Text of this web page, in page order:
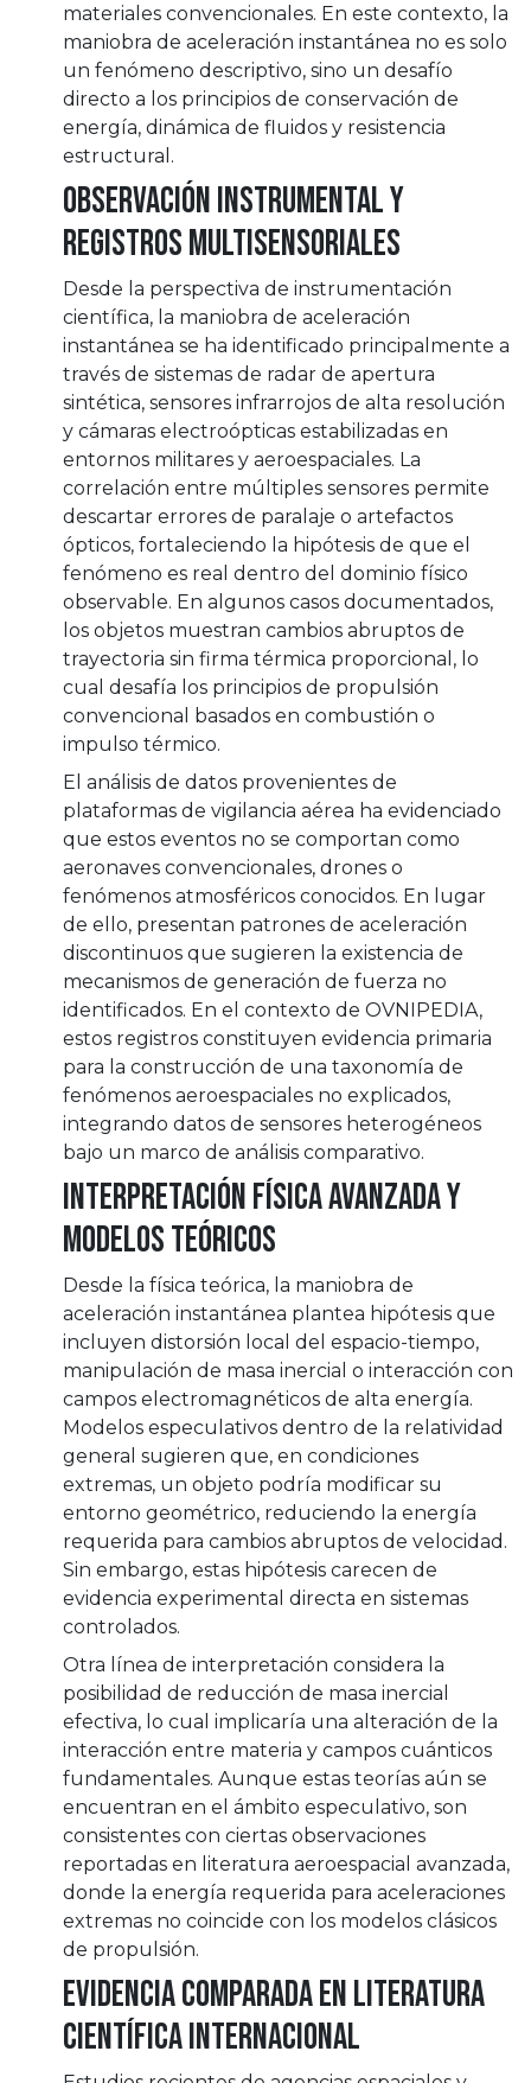
materiales convencionales. En este contexto, la
maniobra de aceleración instantánea no es solo
un fenómeno descriptivo, sino un desafío
directo a los principios de conservación de
energía, dinámica de fluidos y resistencia
estructural.
Observación instrumental y
registros multisensoriales
Desde la perspectiva de instrumentación
científica, la maniobra de aceleración
instantánea se ha identificado principalmente a
través de sistemas de radar de apertura
sintética, sensores infrarrojos de alta resolución
y cámaras electroópticas estabilizadas en
entornos militares y aeroespaciales. La
correlación entre múltiples sensores permite
descartar errores de paralaje o artefactos
ópticos, fortaleciendo la hipótesis de que el
fenómeno es real dentro del dominio físico
observable. En algunos casos documentados,
los objetos muestran cambios abruptos de
trayectoria sin firma térmica proporcional, lo
cual desafía los principios de propulsión
convencional basados en combustión o
impulso térmico.
El análisis de datos provenientes de
plataformas de vigilancia aérea ha evidenciado
que estos eventos no se comportan como
aeronaves convencionales, drones o
fenómenos atmosféricos conocidos. En lugar
de ello, presentan patrones de aceleración
discontinuos que sugieren la existencia de
mecanismos de generación de fuerza no
identificados. En el contexto de OVNIPEDIA,
estos registros constituyen evidencia primaria
para la construcción de una taxonomía de
fenómenos aeroespaciales no explicados,
integrando datos de sensores heterogéneos
bajo un marco de análisis comparativo.
Interpretación física avanzada y
modelos teóricos
Desde la física teórica, la maniobra de
aceleración instantánea plantea hipótesis que
incluyen distorsión local del espacio-tiempo,
manipulación de masa inercial o interacción con
campos electromagnéticos de alta energía.
Modelos especulativos dentro de la relatividad
general sugieren que, en condiciones
extremas, un objeto podría modificar su
entorno geométrico, reduciendo la energía
requerida para cambios abruptos de velocidad.
Sin embargo, estas hipótesis carecen de
evidencia experimental directa en sistemas
controlados.
Otra línea de interpretación considera la
posibilidad de reducción de masa inercial
efectiva, lo cual implicaría una alteración de la
interacción entre materia y campos cuánticos
fundamentales. Aunque estas teorías aún se
encuentran en el ámbito especulativo, son
consistentes con ciertas observaciones
reportadas en literatura aeroespacial avanzada,
donde la energía requerida para aceleraciones
extremas no coincide con los modelos clásicos
de propulsión.
Evidencia comparada en literatura
científica internacional